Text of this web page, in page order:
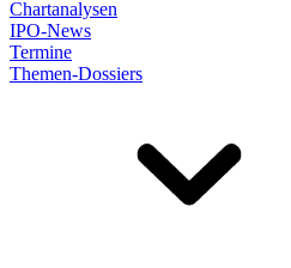
Chartanalysen
IPO-News
Termine
Themen-Dossiers